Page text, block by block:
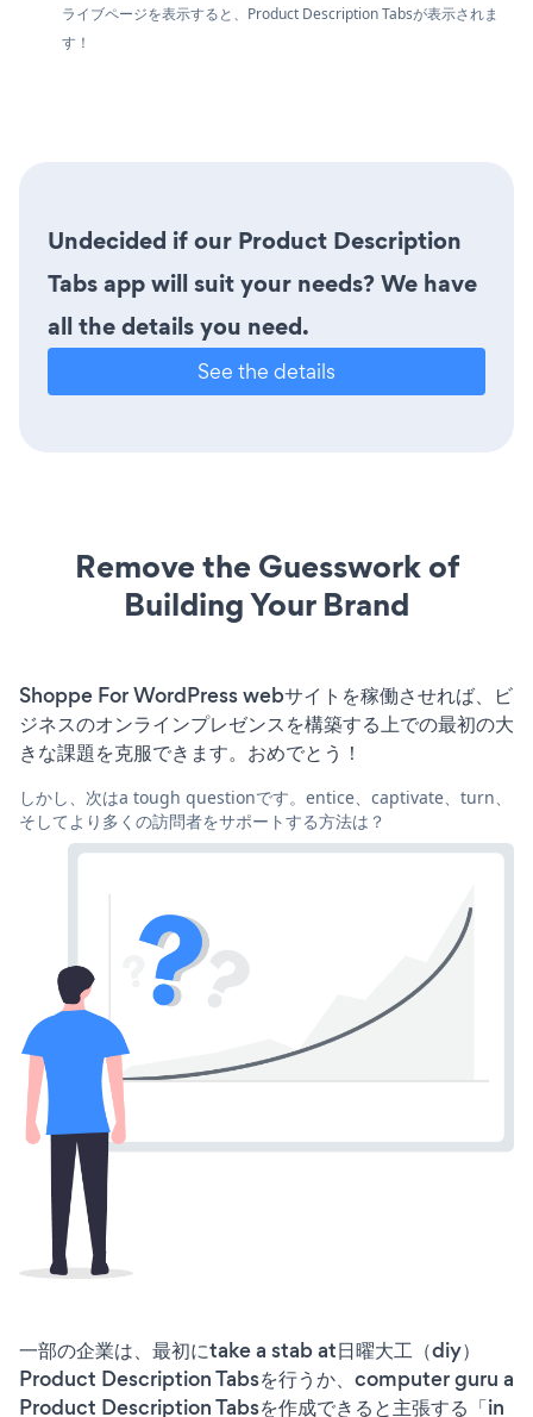
ライブページを表示すると、Product Description Tabsが表示されま
す！
Undecided if our Product Description
Tabs app will suit your needs? We have
all the details you need.
See the details
Remove the Guesswork of
Building Your Brand
Shoppe For WordPress webサイトを稼働させれば、ビ
ジネスのオンラインプレゼンスを構築する上での最初の大
きな課題を克服できます。おめでとう！
しかし、次はa tough questionです。entice、captivate、turn、
そしてより多くの訪問者をサポートする方法は？
一部の企業は、最初にtake a stab at日曜大工（diy）
Product Description Tabsを行うか、computer guru a
Product Description Tabsを作成できると主張する「in